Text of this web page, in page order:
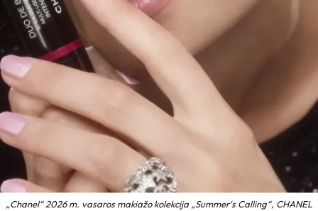
„Chanel“ 2026 m. vasaros makiažo kolekcija „Summer‘s Calling“, CHANEL